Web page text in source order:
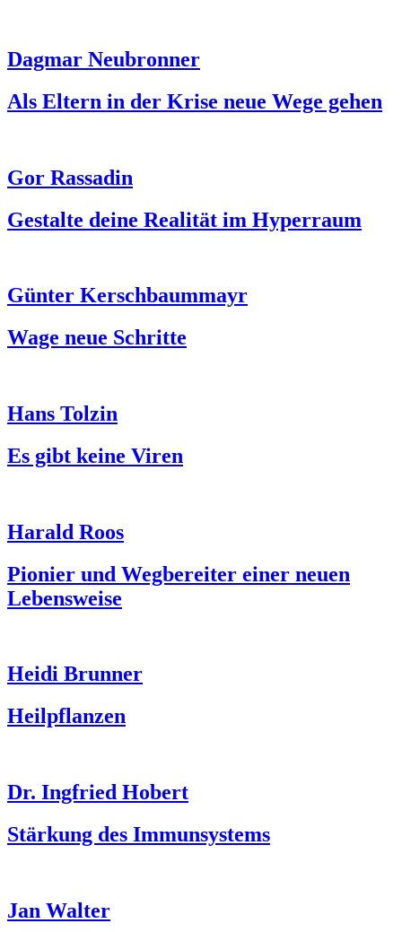
Dagmar Neubronner
Als Eltern in der Krise neue Wege gehen
Gor Rassadin
Gestalte deine Realität im Hyperraum
Günter Kerschbaummayr
Wage neue Schritte
Hans Tolzin
Es gibt keine Viren
Harald Roos
Pionier und Wegbereiter einer neuen
Lebensweise
Heidi Brunner
Heilpflanzen
Dr. Ingfried Hobert
Stärkung des Immunsystems
Jan Walter